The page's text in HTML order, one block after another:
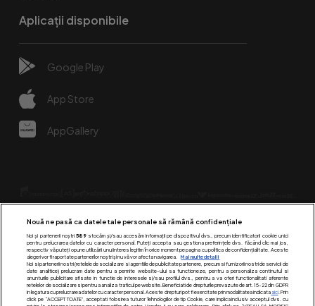
Aplicații disponibile
Google Play
App Store
AppGallery
Urmărește-ne pe:
Nouă ne pasă ca datele tale personale să rămână confidențiale
Noi și partenerii noștri 589stocăm și/sau accesăm informații pe dispozitivul dvs., precum identificatorii cookie unici
pentru prelucrarea datelor cu caracter personal. Puteți accepta sau gestiona preferințele dvs. făcând clic mai jos,
respectiv vă puteți opune utilizării unui interes legitim în orice moment pe pagina cu politica de confidențialitate. Aceste
alegeri vor fi raportate partenerilor noștri și nu vă vor afecta navigarea.
Mai multe detalii
Noi si partenerii nostri (retelele de socializare si agentiile de publicitate partenere, precum si furnizorii nostri de servicii de
date analitice) prelucram date pentru a permite website-ului sa functioneze, pentru a personaliza continutul si
anunturile publicitare afisate in functie de interesele si/sau profilul dvs., pentru a va oferi functionalitati aferente
retelelor de socializare si pentru a analiza traficul pe website. Beneficiati de drepturile prevazute de art. 15-22 din GDPR
in legatura cu prelucrarea datelor cu caracter personal. Aceste drepturi pot fi exercitate prin modalitatea indicataaici. Prin
click pe “ACCEPT TOATE”, acceptati folosirea tuturor Tehnologiilor de tip Cookie, care implica inclusiv acceptul dvs. cu